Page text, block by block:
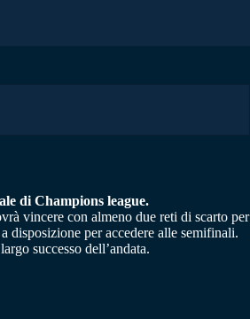
di Champions league.
vincere con almeno due reti di scarto per
disposizione per accedere alle semifinali.
successo dell’andata.